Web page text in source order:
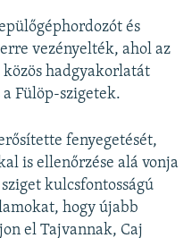
és
vezényelték, ahol az
hadgyakorlatát
Fülöp-szigetek.
fenyegetését,
is ellenőrzése alá vonja
kulcsfontosságú
hogy újabb
el Tajvannak, Caj